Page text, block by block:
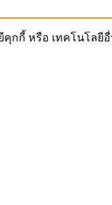
ลยีคุกกี้ หรือ เทคโน